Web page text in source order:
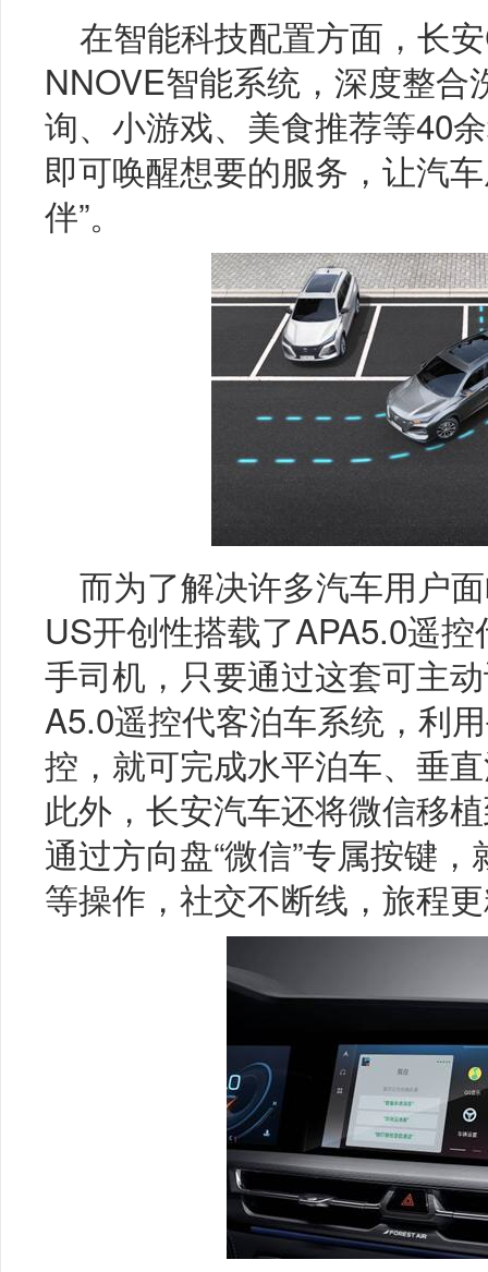
在智能科技配置方面，长
NNOVE智能系统，深度整
询、小游戏、美食推荐等40
即可唤醒想要的服务，让汽
伴”。
而为了解决许多汽车用户
US开创性搭载了APA5.0遥
手司机，只要通过这套可主
A5.0遥控代客泊车系统，利
控，就可完成水平泊车、垂
此外，长安汽车还将微信移
通过方向盘“微信”专属按键
等操作，社交不断线，旅程